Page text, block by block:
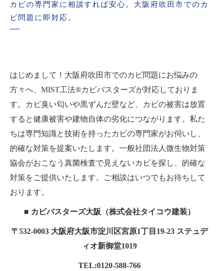
カビの専門家に相談すれば安心。大阪府吹田市でのカ
ビ問題に即対応。
はじめまして！大阪府吹田市でのカビ問題にお悩みの
方々へ、MIST工法®カビバスターズが対応しておりま
す。カビ臭い匂いや黒ずんだ壁など、カビの被害は放置
すると健康被害や建物自体の劣化につながります。私た
ちは専門知識と技術を持ったカビの専門家がお伺いし、
的確な対策を提案いたします。一般社団法人微生物対策
協会がおこなう真菌検査で見えないカビを探し、的確な
対策をご提供いたします。ご相談はいつでもお待ちして
おります。
■ カビバスターズ大阪（株式会社タイコウ建装）
〒532-0003 大阪府大阪市淀川区宮原1丁目19-23 ステュデ
ィオ新御堂1019
TEL:0120-588-766